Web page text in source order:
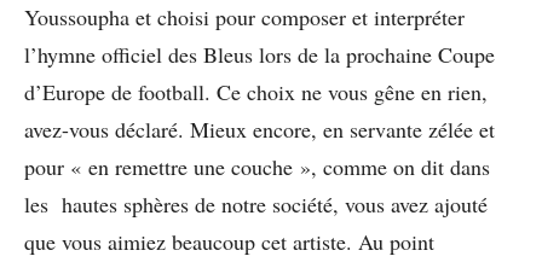
Youssoupha et choisi pour composer et interpréter
l’hymne officiel des Bleus lors de la prochaine Coupe
d’Europe de football. Ce choix ne vous gêne en rien,
avez-vous déclaré. Mieux encore, en servante zélée et
pour « en remettre une couche », comme on dit dans
les hautes sphères de notre société, vous avez ajouté
que vous aimiez beaucoup cet artiste. Au point